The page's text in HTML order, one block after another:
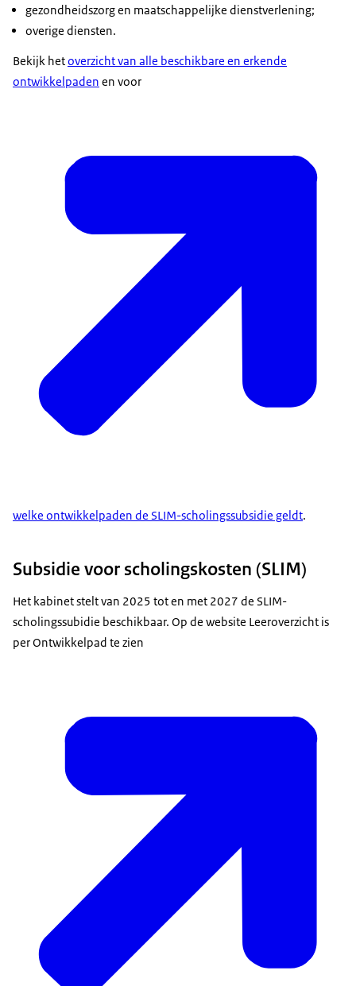
gezondheidszorg en maatschappelijke dienstverlening;
overige diensten.
Bekijk hetoverzicht van alle beschikbare en erkende
ontwikkelpaden en voor
welke ontwikkelpaden de SLIM-scholingssubsidie geldt.
Subsidie voor scholingskosten (SLIM)
Het kabinet stelt van 2025 tot en met 2027 de SLIM-
scholingssubidie beschikbaar. Op de website Leeroverzicht is
per Ontwikkelpad te zien